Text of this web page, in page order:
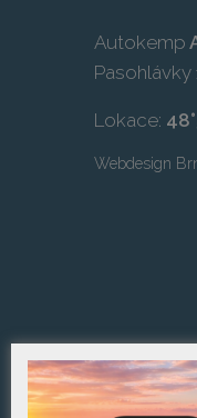
Autokemp
Pasohlávky
Lokace:
Webdesign